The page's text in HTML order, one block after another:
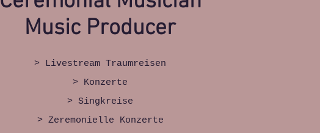
Music Producer
> Livestream Traumreisen
> Konzerte
> Singkreise
> Zeremonielle Konzerte